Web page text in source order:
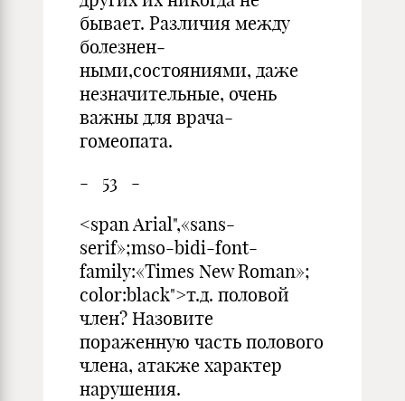
бывает. Различия между
болезнен­
ными,состояниями, даже
не­значительные, очень
важны для врача-
гомеопата.
- 53 -
<span Arial",«sans-
serif»;mso-bidi-font-
family:«Times New Roman»;
color:black">т.д. половой
член? Назовите
пораженную часть полового
чле­на, атакже характер
нарушения.